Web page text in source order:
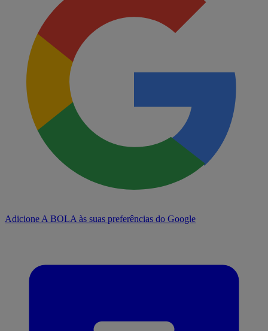
Adicione A BOLA às suas preferências do Google